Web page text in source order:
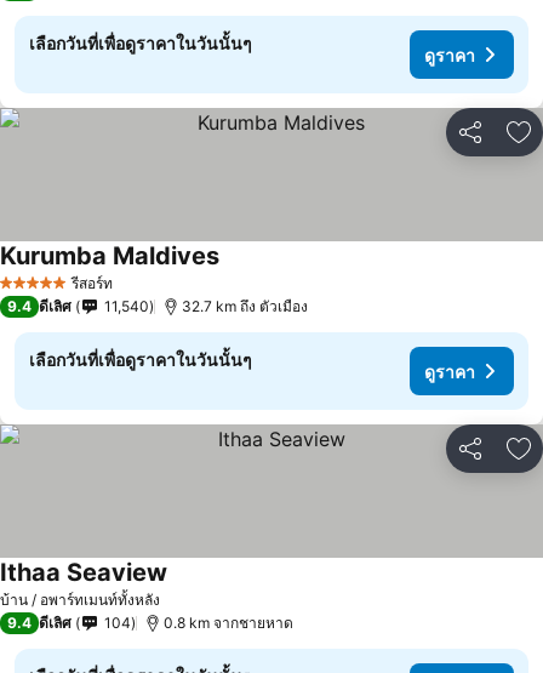
เลือกวันที่เพื่อดูราคาในวันนั้นๆ
ดูราคา
แชร์ เ
5 ดาว รีสอร์ท
Kurumba Maldives
9.4 ดีเลิศ 11,540 32.7 km ถึง ตัวเมือง
เลือกวันที่เพื่อดูราคาในวันนั้นๆ
ดูราคา
แชร์ เ
บ้าน / อพาร์ทเมนท์ทั้งหลัง
Ithaa Seaview
9.4 ดีเลิศ 104 0.8 km จากชายหาด